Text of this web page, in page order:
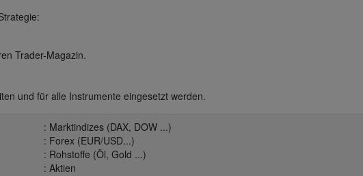
Trader-Magazin.
und für alle Instrumente eingesetzt werden.
: Marktindizes (DAX, DOW ...)
: Forex (EUR/USD...)
: Rohstoffe (Öl, Gold ...)
: Aktien